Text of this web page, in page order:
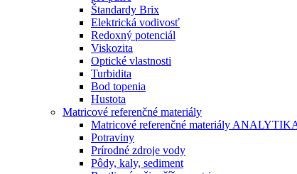
Štandardy Brix
Elektrická vodivosť
Redoxný potenciál
Viskozita
Optické vlastnosti
Turbidita
Bod topenia
Hustota
Matricové referenčné materiály
Matricové referenčné materiály
Potraviny
Prírodné zdroje vody
Pôdy, kaly, sediment